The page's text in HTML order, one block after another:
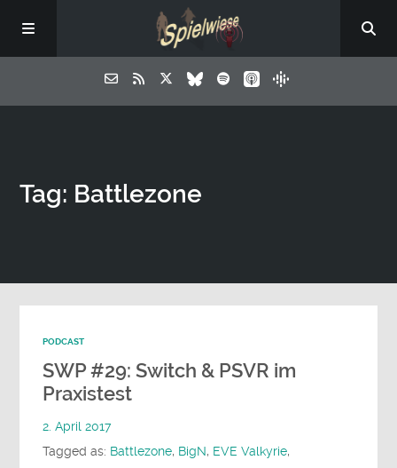
Tag: Battlezone
PODCAST
SWP #29: Switch & PSVR im
Praxistest
2. April 2017
Tagged as: Battlezone, BigN, EVE Valkyrie,